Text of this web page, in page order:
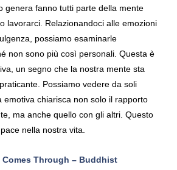
genera fanno tutti parte della mente
lavorarci. Relazionandoci alle emozioni
possiamo esaminarle
non sono più così personali. Questa è
un segno che la nostra mente sta
Possiamo vedere da soli
emotiva chiarisca non solo il rapporto
ma anche quello con gli altri. Questo
nella nostra vita.
Comes Through – Buddhist